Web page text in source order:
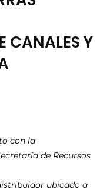
CANALES Y
con la
de Recursos
ubicado a